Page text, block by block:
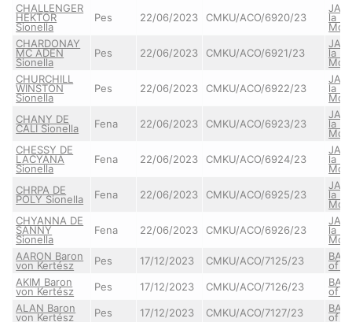
CHALLENGER
HEKTOR
Sionella
Pes 22/06/2023 CMKU/ACO/6920/23 la
CHARDONAY
MC ADEN
Sionella
Pes 22/06/2023 CMKU/ACO/6921/23 la
CHURCHILL
WINSTON
Sionella
Pes 22/06/2023 CMKU/ACO/6922/23 la
CHANY DE
CALI Sionella Fena 22/06/2023 CMKU/ACO/6923/23 la
CHESSY DE
LACYANA
Sionella
Fena 22/06/2023 CMKU/ACO/6924/23 la
CHRPA DE
POLY Sionella Fena 22/06/2023 CMKU/ACO/6925/23 la
CHYANNA DE
SANNY
Sionella
Fena 22/06/2023 CMKU/ACO/6926/23 la
AARON Baron
von Kertész Pes 17/12/2023 CMKU/ACO/7125/23
of
AKIM Baron
von Kertész Pes 17/12/2023 CMKU/ACO/7126/23
of
ALAN Baron
von Kertész Pes 17/12/2023 CMKU/ACO/7127/23
of